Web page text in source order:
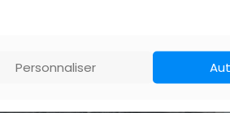
Personnaliser